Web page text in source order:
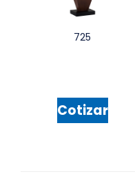
725
Cotizar